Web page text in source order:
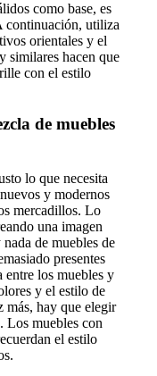
como base, es
continuación, utiliza
orientales y el
similares hacen que
con el estilo
de muebles
lo que necesita
y modernos
mercadillos. Lo
una imagen
de muebles de
presentes
entre los muebles y
y el estilo de
más, hay que elegir
Los muebles con
el estilo